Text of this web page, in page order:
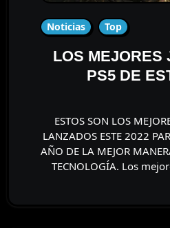
Noticias Top
LOS MEJORES
PS5 DE
ESTOS SON LOS MEJORES JUEGOS DE PS5
LANZADOS ESTE 2022
AÑO DE LA MEJOR
TECNOLOGÍA. Los